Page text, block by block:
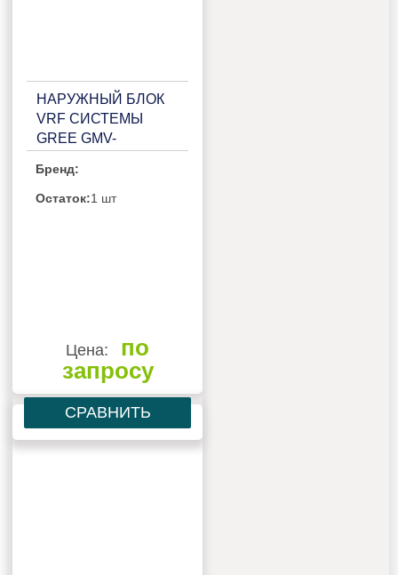
НАРУЖНЫЙ БЛОК
VRF СИСТЕМЫ
GREE GMV-
Бренд:
Остаток:1 шт
Цена:
по
запросу
СРАВНИТЬ